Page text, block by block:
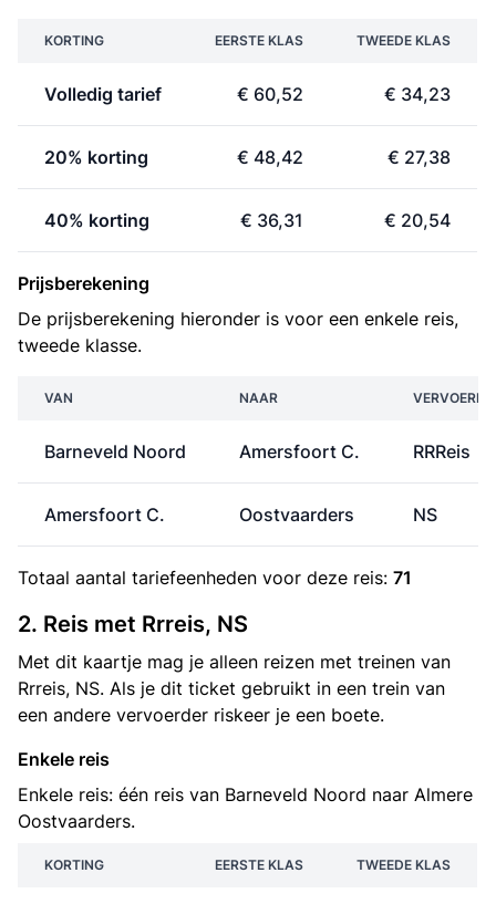
KORTING EERSTE KLAS TWEEDE KLAS
Volledig tarief € 60,52 € 34,23
20% korting € 48,42 € 27,38
40% korting € 36,31 € 20,54
Prijsberekening
De prijsberekening hieronder is voor een enkele reis,
tweede klasse.
VAN NAAR
Barneveld Noord Amersfoort C. RRReis
Amersfoort C. Oostvaarders NS
Totaal aantal tariefeenheden voor deze reis: 71
2. Reis met Rrreis, NS
Met dit kaartje mag je alleen reizen met treinen van
Rrreis, NS. Als je dit ticket gebruikt in een trein van
een andere vervoerder riskeer je een boete.
Enkele reis
Enkele reis: één reis van Barneveld Noord naar Almere
Oostvaarders.
KORTING EERSTE KLAS TWEEDE KLAS